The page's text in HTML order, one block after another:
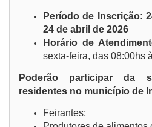
Período de Inscrição:
24 de abril de 2026
Horário de
sexta-feira, das 08:00hs
Poderão participar da
residentes no município de
Feirantes;